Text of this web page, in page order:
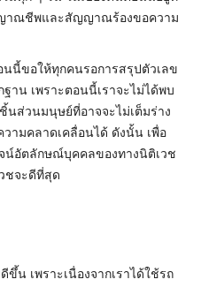
าณชีพและสัญญาณร้องขอความ
นี้ขอให้ทุกคนรอการสรุปตัวเลข
าน เพราะตอนนี้เราจะไม่ได้พบ
นส่วนมนุษย์ที่อาจจะไม่เต็มร่าง
ามคลาดเคลื่อนได้ ดังนั้น เพื่อ
น์อัตลักษณ์บุคคลของทางนิติเวช
ชจะดีที่สุด
น เพราะเนื่องจากเราได้ใช้รถ